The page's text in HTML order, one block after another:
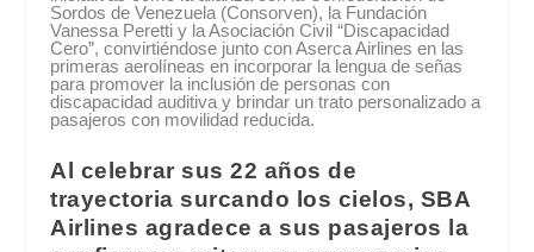
Sordos de Venezuela (Consorven), la Fundación
Vanessa Peretti y la Asociación Civil “Discapacidad
Cero”, convirtiéndose junto con Aserca Airlines en las
primeras aerolíneas en incorporar la lengua de señas
para promover la inclusión de personas con
discapacidad auditiva y brindar un trato personalizado a
pasajeros con movilidad reducida.
Al celebrar sus 22 años de
trayectoria surcando los cielos, SBA
Airlines agradece a sus pasajeros la